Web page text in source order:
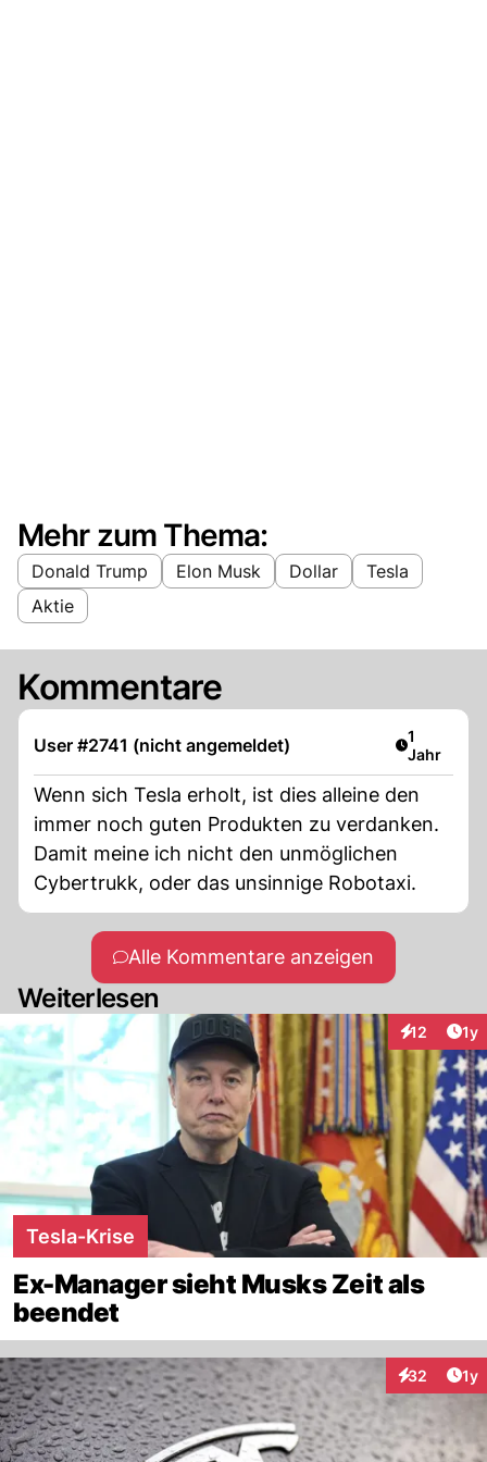
Mehr zum Thema:
Donald Trump Elon Musk Dollar
Tesla
Aktie
Kommentare
User #2741 (nicht angemeldet) Artikel
1
Jahr
Wenn sich Tesla erholt, ist dies alleine den
immer noch guten Produkten zu verdanken.
Damit meine ich nicht den unmöglichen
Cybertrukk, oder das unsinnige Robotaxi.
Alle Kommentare anzeigen
Weiterlesen
12 1y
Tesla-Krise
Ex-Manager sieht Musks Zeit als
beendet
32 1y